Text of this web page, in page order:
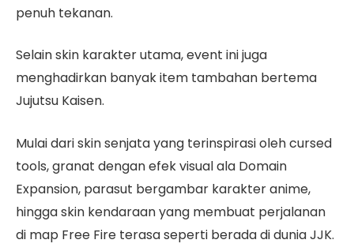
penuh tekanan.
Selain skin karakter utama, event ini juga
menghadirkan banyak item tambahan bertema
Jujutsu Kaisen.
Mulai dari skin senjata yang terinspirasi oleh cursed
tools, granat dengan efek visual ala Domain
Expansion, parasut bergambar karakter anime,
hingga skin kendaraan yang membuat perjalanan
di map Free Fire terasa seperti berada di dunia JJK.